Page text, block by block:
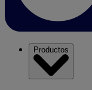
Productos